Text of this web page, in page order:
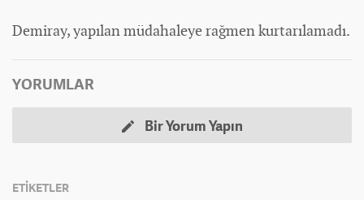
Demiray, yapılan müdahaleye rağmen kurtarılamadı.
YORUMLAR
Bir Yorum Yapın
ETİKETLER